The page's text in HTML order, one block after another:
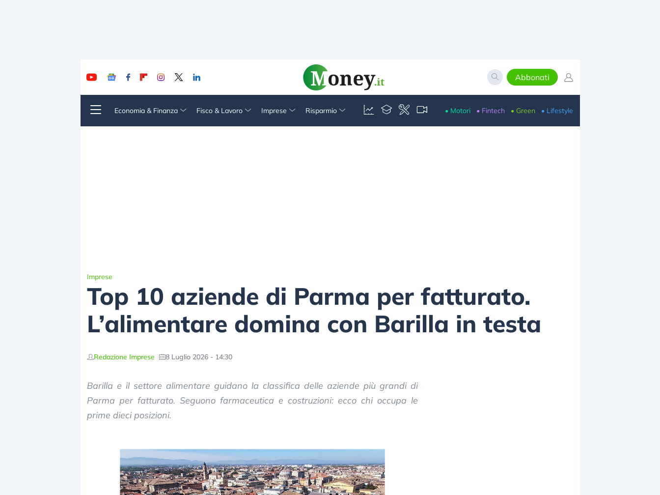
Abbonati
Economia & Finanza Fisco & Lavoro Imprese Risparmio • Motori • Fintech • Green • Lifestyle
Imprese
Top 10 aziende di Parma per fatturato.
L’alimentare domina con Barilla in testa
Redazione Imprese 8 Luglio 2026 - 14:30
Barilla e il settore alimentare guidano la classifica delle aziende più grandi di
Parma per fatturato. Seguono farmaceutica e costruzioni: ecco chi occupa le
prime dieci posizioni.